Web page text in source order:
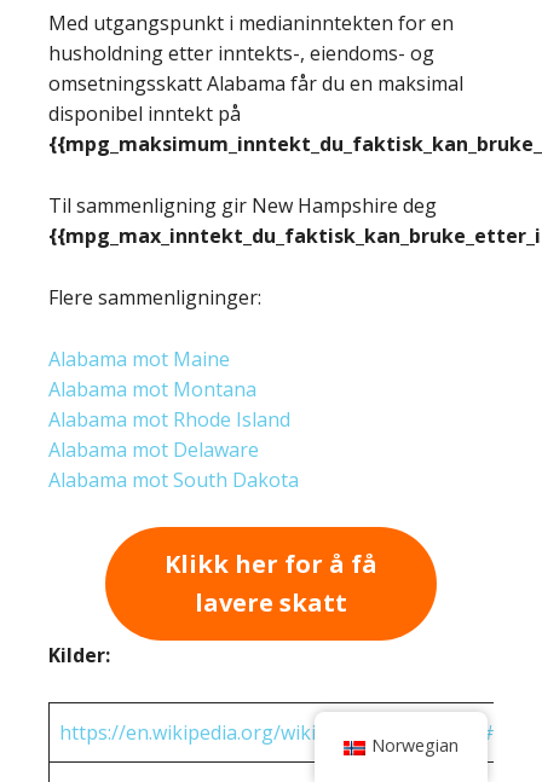
Med utgangspunkt i medianinntekten for en
husholdning etter inntekts-, eiendoms- og
omsetningsskatt Alabama får du en maksimal
disponibel inntekt på
Til sammenligning gir New Hampshire deg
Flere sammenligninger:
Alabama mot Maine
Alabama mot Montana
Alabama mot Rhode Island
Alabama mot Delaware
Alabama mot South Dakota
Klikk her for å få
lavere skatt
Kilder:
https://en.wikipedia.org/wiki/ Norwegian